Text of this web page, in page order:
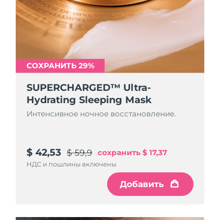
СОХРАНИТЬ 29%
SUPERCHARGED™ Ultra-
Hydrating Sleeping Mask
Интенсивное ночное восстановление.
$ 42,53 $ 59,9 сохранить $ 17,37
НДС и пошлины включены
Добавить